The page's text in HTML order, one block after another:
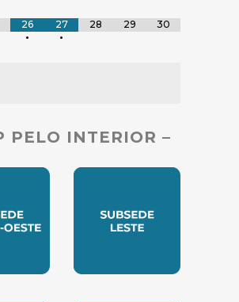
26
•
27
•
28 29 30
PELO INTERIOR –